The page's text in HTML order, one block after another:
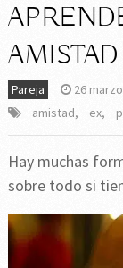
Pareja 26
amistad, ex,
Hay muchas
sobre todo si